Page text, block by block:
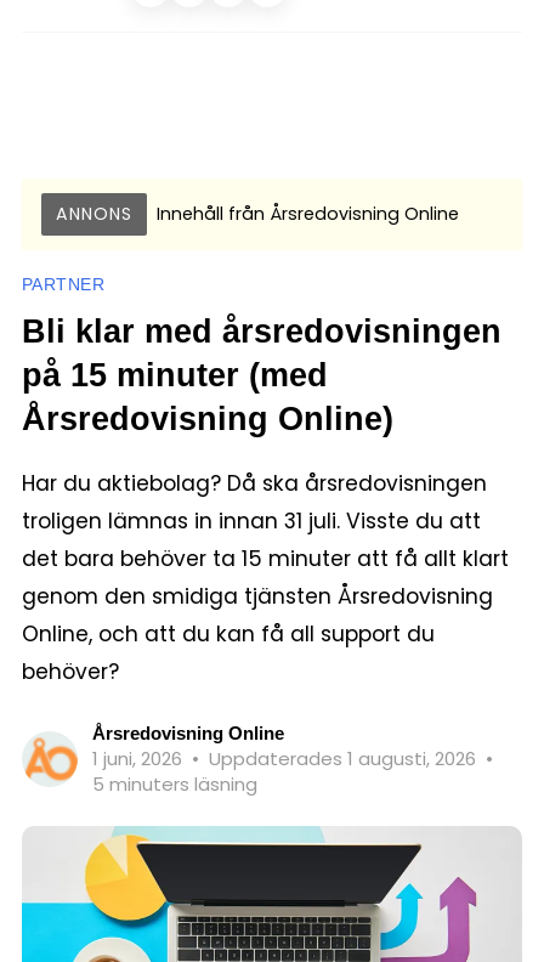
ANNONS Innehåll från Årsredovisning Online
PARTNER
Bli klar med årsredovisningen
på 15 minuter (med
Årsredovisning Online)
Har du aktiebolag? Då ska årsredovisningen
troligen lämnas in innan 31 juli. Visste du att
det bara behöver ta 15 minuter att få allt klart
genom den smidiga tjänsten Årsredovisning
Online, och att du kan få all support du
behöver?
Årsredovisning Online
1 juni, 2026 • Uppdaterades 1 augusti, 2026 •
5 minuters läsning